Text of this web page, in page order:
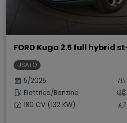
USATO
5/2025
Elettrica/Benzina
180 CV (132 KW)